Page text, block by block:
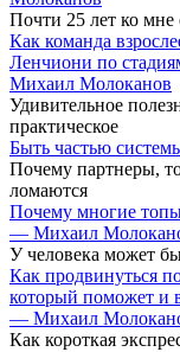
Почти 25 лет ко мне
Как команда
Ленчиони по
Михаил Молоканов
Удивительное
практическое
Быть частью
Почему партнеры,
ломаются
Почему многие
— Михаил
У человека может
Как продвинуться
который поможет и
— Михаил
Как короткая